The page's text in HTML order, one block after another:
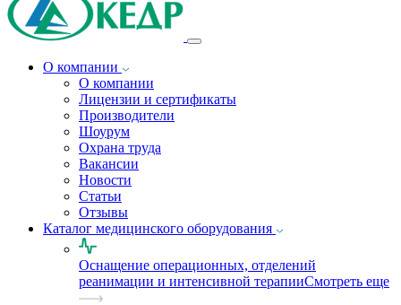
О компании
О компании
Лицензии и сертификаты
Производители
Шоурум
Охрана труда
Вакансии
Новости
Статьи
Отзывы
Каталог медицинского оборудования
Оснащение операционных, отделений
реанимации и интенсивной терапииСмотреть еще